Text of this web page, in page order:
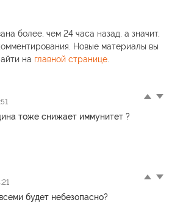
более, чем 24 часа назад, а значит,
Новые материалы вы
на главной странице.
тоже снижает иммунитет ?
будет небезопасно?